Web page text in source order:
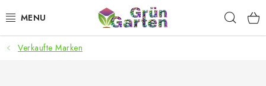
Inhalt
ANGEBOTE
Verkaufte Marken